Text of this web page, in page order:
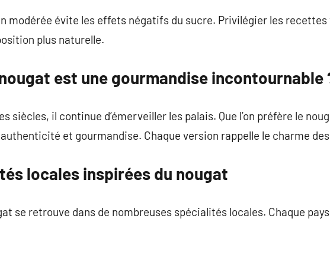
modérée évite les effets négatifs du sucre. Privilégier les
plus naturelle.
est une gourmandise incontournable
siècles, il continue d’émerveiller les palais. Que l’on préfère le
et gourmandise. Chaque version rappelle le charme
locales inspirées du nougat
se retrouve dans de nombreuses spécialités locales. Chaque